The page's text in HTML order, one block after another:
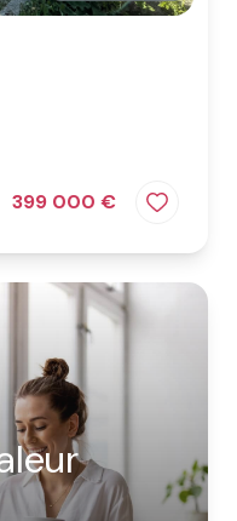
399 000 €